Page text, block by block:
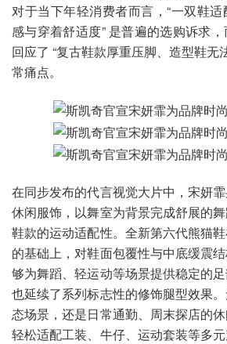
对于当下年轻消费者而言，“一双鞋
感与穿着舒适度” 是普遍的选购诉求
回应了 “复古鞋款厚重压脚、造型鞋无
常痛点。
在同步发布的代言视觉大片中，宋妍
休闲服饰，以舞室为背景完成舒展的
鞋款的运动适配性。全新第六代熊猫
的基础上，对鞋面包覆性与中底缓震
够为舞蹈、轻运动等场景提供稳定的
也延续了系列标志性的修饰腿型效果
态场景，还是日常通勤、周末探店的
轻松适配工装、牛仔、运动套装等多